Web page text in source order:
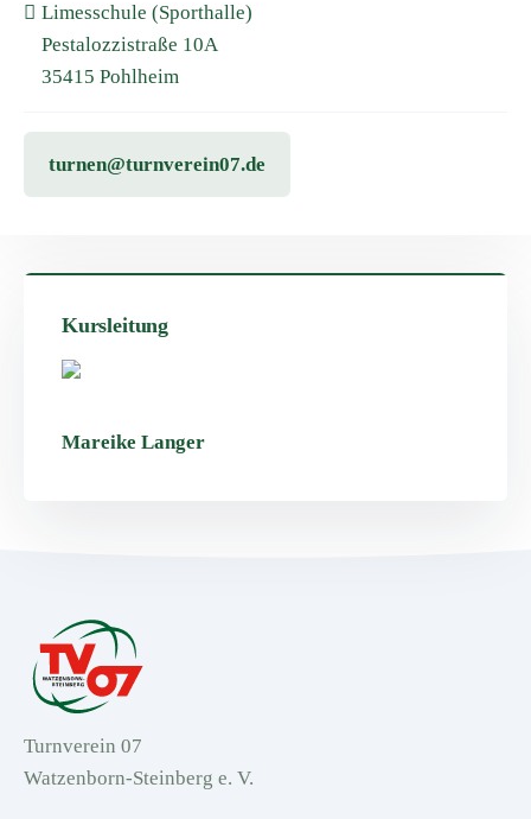
Limesschule (Sporthalle)
Pestalozzistraße 10A
35415 Pohlheim
turnen@turnverein07.de
Kursleitung
Mareike Langer
Turnverein 07
Watzenborn-Steinberg e. V.